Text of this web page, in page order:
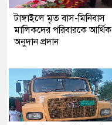
টাঙ্গাইলে মৃত বাস-মিনিবাস
মালিকদের পরিবারকে আর্থিক
অনুদান প্রদান